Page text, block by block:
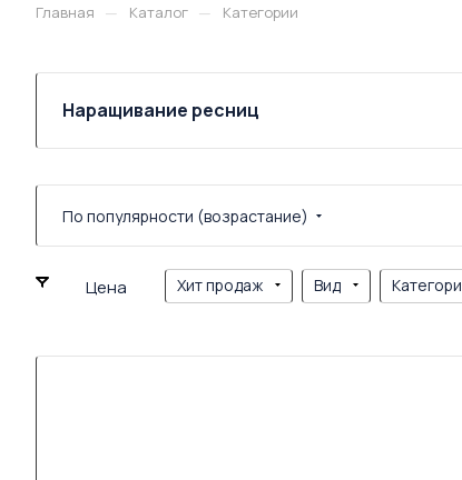
Главная — Каталог — Категории
Наращивание ресниц
По популярности (возрастание)
Цена Хит продаж Вид